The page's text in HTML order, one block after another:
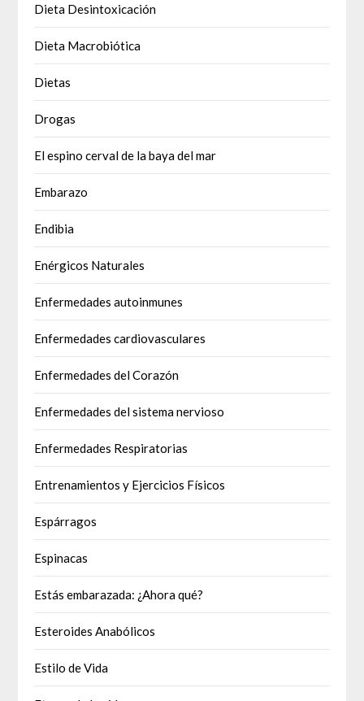
Dieta Desintoxicación
Dieta Macrobiótica
Dietas
Drogas
El espino cerval de la baya del mar
Embarazo
Endibia
Enérgicos Naturales
Enfermedades autoinmunes
Enfermedades cardiovasculares
Enfermedades del Corazón
Enfermedades del sistema nervioso
Enfermedades Respiratorias
Entrenamientos y Ejercicios Físicos
Espárragos
Espinacas
Estás embarazada: ¿Ahora qué?
Esteroides Anabólicos
Estilo de Vida